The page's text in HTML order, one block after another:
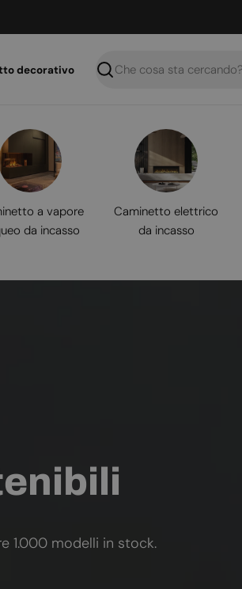
decorativo
Ricerca
a vapore
da incasso
Caminetto elettrico
da incasso
1.000 modelli in stock.